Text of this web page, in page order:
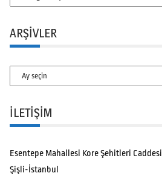
ARŞIVLER
Arşivler
İLETİŞİM
Esentepe Mahallesi Kore Şehitleri Caddesi
Şişli-İstanbul